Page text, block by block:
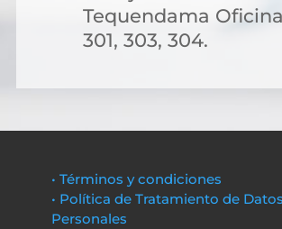
Tequendama
301, 303, 304.
• Términos y condiciones
• Política de Tratamiento de Datos
Personales